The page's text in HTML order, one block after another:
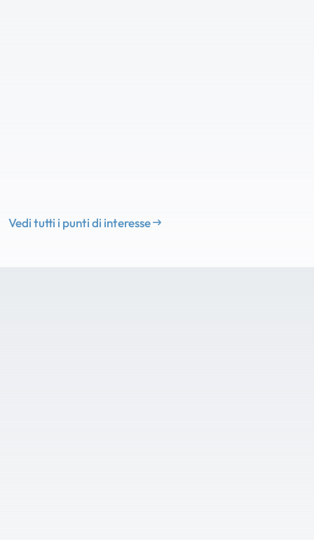
Vedi tutti i punti di interesse